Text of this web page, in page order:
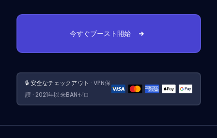
今すぐブースト開始
🔒 安全なチェックアウト · VPN保
護 · 2021年以来BANゼロ